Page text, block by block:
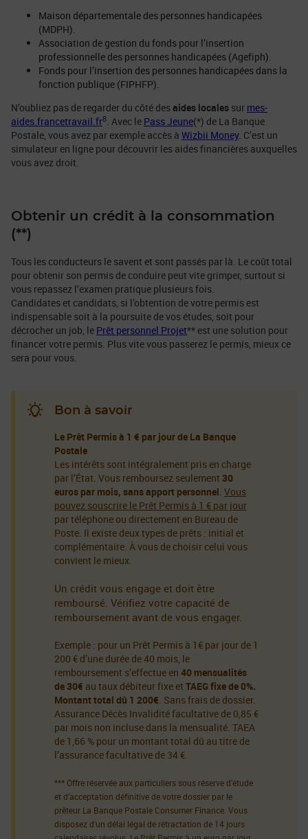
Maison départementale des personnes handicapées
(MDPH).
Association de gestion du fonds pour l’insertion
professionnelle des personnes handicapées (Agefiph).
Fonds pour l’insertion des personnes handicapées dans la
fonction publique (FIPHFP).
N’oubliez pas de regarder du côté desaides locales sur mes-
aides.francetravail.fr8. Avec le Pass Jeune(*) de La Banque
Postale, vous avez par exemple accès à Wizbii Money. C’est un
simulateur en ligne pour découvrir les aides financières auxquelles
vous avez droit.
Obtenir un crédit à la consommation
(**)
Tous les conducteurs le savent et sont passés par là. Le coût total
pour obtenir son permis de conduire peut vite grimper, surtout si
vous repassez l’examen pratique plusieurs fois.
Candidates et candidats, si l’obtention de votre permis est
indispensable soit à la poursuite de vos études, soit pour
décrocher un job, le Prêt personnel Projet** est une solution pour
financer votre permis. Plus vite vous passerez le permis, mieux ce
sera pour vous.
Bon à savoir
Le Prêt Permis à 1 € par jour de La Banque
Postale
Les intérêts sont intégralement pris en charge
par l’État. Vous remboursez seulement 30
euros par mois, sans apport personnel Vous
pouvez souscrire le Prêt Permis à 1 € par jour
par téléphone ou directement en Bureau de
Poste. Il existe deux types de prêts : initial et
complémentaire. À vous de choisir celui vous
convient le mieux.
Un crédit vous engage et doit être
remboursé. Vérifiez votre capacité de
remboursement avant de vous engager.
Exemple : pour un Prêt Permis à 1€ par jour de 1
200 € d’une durée de 40 mois, le
remboursement s’effectue en 40 mensualités
de 30€ au taux débiteur fixe et TAEG fixe de 0%.
Montant total dû 1 200€ . Sans frais de dossier.
Assurance Décès Invalidité facultative de 0,85 €
par mois non incluse dans la mensualité. TAEA
de 1,66 % pour un montant total dû au titre de
l’assurance facultative de 34 €.
*** Offre réservée aux particuliers sous réserve d’étude
et d’acceptation définitive de votre dossier par le
prêteur La Banque Postale Consumer Finance. Vous
disposez d’un délai légal de rétractation de 14 jours